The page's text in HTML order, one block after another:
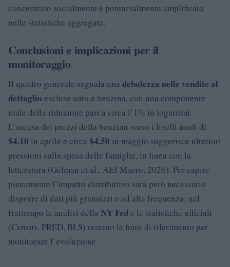
concentrato socialmente e potenzialmente amplificato
nelle statistiche aggregate.
Conclusioni e implicazioni per il
monitoraggio
Il quadro generale segnala una debolezza nelle vendite al
dettaglio escluse auto e benzina, con una componente
reale della riduzione pari a circa l’1% in logaritmi.
L’ascesa dei prezzi della benzina verso i livelli medi di
$4.10 in aprile e circa $4.50 in maggio suggerisce ulteriori
pressioni sulla spesa delle famiglie, in linea con la
letteratura (Gelman et al., AEJ Macro, 2026). Per capire
pienamente l’impatto distributivo sarà però necessario
disporre di dati più granulari e ad alta frequenza; nel
frattempo le analisi della NY Fede le statistiche ufficiali
(Census, FRED, BLS) restano le fonti di riferimento per
monitorare l’evoluzione.